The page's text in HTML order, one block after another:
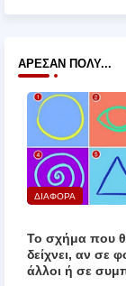
ΆΡΕΣΑΝ ΠΟΛΎ...
ΔΙΑΦΟΡΑ
Το σχήμα που
δείχνει, αν σε
άλλοι ή σε